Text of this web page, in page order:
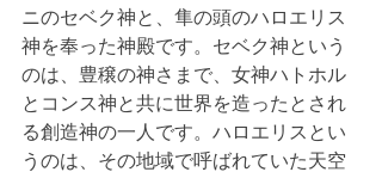
ニのセベク神と、隼の頭のハロエリス
神を奉った神殿です。セベク神という
のは、豊穣の神さまで、女神ハトホル
とコンス神と共に世界を造ったとされ
る創造神の一人です。ハロエリスとい
うのは、その地域で呼ばれていた天空